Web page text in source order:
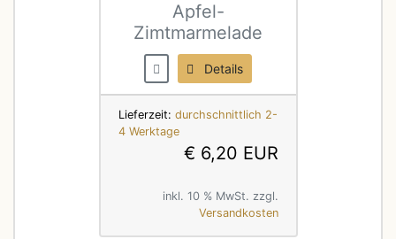
Apfel-
Zimtmarmelade
Details
Lieferzeit: durchschnittlich 2-
4 Werktage
€ 6,20 EUR
inkl. 10 % MwSt. zzgl.
Versandkosten